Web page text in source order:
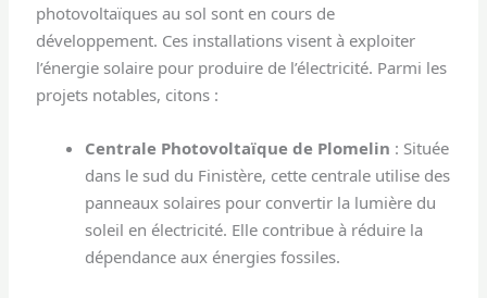
photovoltaïques au sol sont en cours de
développement. Ces installations visent à exploiter
l’énergie solaire pour produire de l’électricité. Parmi les
projets notables, citons :
Centrale Photovoltaïque de Plomelin : Située
dans le sud du Finistère, cette centrale utilise des
panneaux solaires pour convertir la lumière du
soleil en électricité. Elle contribue à réduire la
dépendance aux énergies fossiles.